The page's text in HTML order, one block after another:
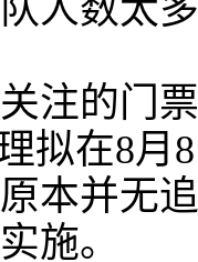
人数太
注的门
拟在8
本并无
施。